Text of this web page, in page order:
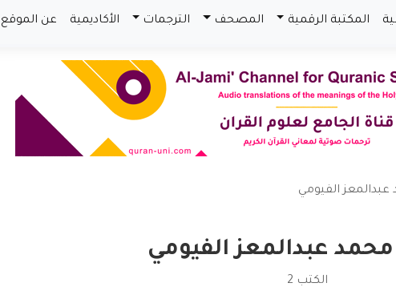
المكتبة الرقمية المصحف الترجمات الأكاديمية عن الموقع
الفيومي
عبدالمعز الفيومي
الكتب 2